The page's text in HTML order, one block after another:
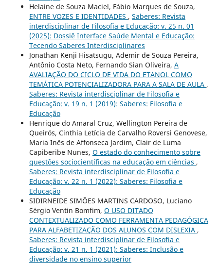
Helaine de Souza Maciel, Fábio Marques de Souza,
ENTRE VOZES E IDENTIDADES , Saberes: Revista
interdisciplinar de Filosofia e Educação: v. 25 n. 01
(2025): Dossiê Interface Saúde Mental e Educação:
Tecendo Saberes Interdisciplinares
Jonathan Kenji Hisatsugu, Ademir de Souza Pereira,
Antônio Costa Neto, Fernando Sian Oliveira, A
AVALIAÇÃO DO CICLO DE VIDA DO ETANOL COMO
TEMÁTICA POTENCIALIZADORA PARA A SALA DE AULA ,
Saberes: Revista interdisciplinar de Filosofia e
Educação: v. 19 n. 1 (2019): Saberes: Filosofia e
Educação
Henrique do Amaral Cruz, Wellington Pereira de
Queirós, Cinthia Letícia de Carvalho Roversi Genovese,
Maria Inês de Affonseca Jardim, Clair de Luma
Capiberibe Nunes, O estado do conhecimento sobre
questões sociocientíficas na educação em ciências ,
Saberes: Revista interdisciplinar de Filosofia e
Educação: v. 22 n. 1 (2022): Saberes: Filosofia e
Educação
SIDIRNEIDE SIMÕES MARTINS CARDOSO, Luciano
Sérgio Ventin Bomfim, O USO DITADO
CONTEXTUALIZADO COMO FERRAMENTA PEDAGÓGICA
PARA ALFABETIZAÇÃO DOS ALUNOS COM DISLEXIA ,
Saberes: Revista interdisciplinar de Filosofia e
Educação: v. 21 n. 1 (2021): Saberes: Inclusão e
diversidade no ensino superior